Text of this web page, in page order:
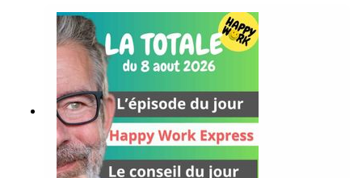
00:00 Introduction
00:20 L'épisode du jour
07:21 Happy Work Express
10:10 Le conseil du jour